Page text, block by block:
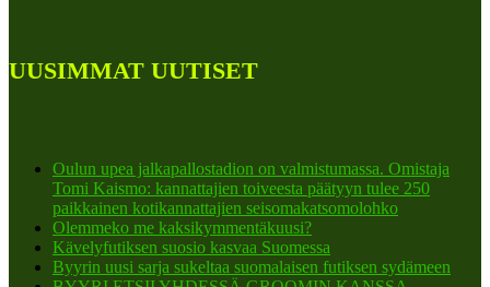
UUSIMMAT UUTISET
Oulun upea jalkapallostadion on valmistumassa. Omistaja
Tomi Kaismo: kannattajien toiveesta päätyyn tulee 250
paikkainen kotikannattajien seisomakatsomolohko
Olemmeko me kaksikymmentäkuusi?
Kävelyfutiksen suosio kasvaa Suomessa
Byyrin uusi sarja sukeltaa suomalaisen futiksen sydämeen